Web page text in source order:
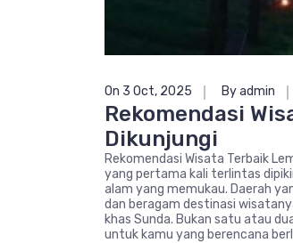
On 3 Oct, 2025 By admin
Rekomendasi
Dikunjungi
Rekomendasi Wisata Terbaik
yang pertama kali terlintas
alam yang memukau. Daerah
dan beragam destinasi
khas Sunda. Bukan satu atau
untuk kamu yang berencana